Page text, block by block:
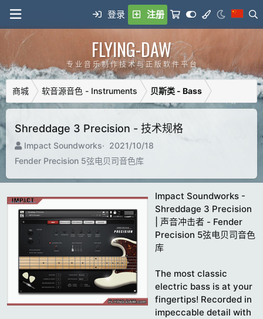
登录 注册
FLYING-DAW
专 业 音 乐 制 作 技 术 与 正 版 软 件 平 台
商城 软音源音色 - Instruments 贝斯类 - Bass
Shreddage 3 Precision - 技术规格
制
造
Impact Soundworks
C
r
a
o
d
a
t
e
2021/10/18
Fender Precision 5弦电贝司音色库
Impact Soundworks -
Shreddage 3 Precision
| 声音冲击者 - Fender
Precision 5弦电贝司音色
库
The most classic
electric bass is at your
fingertips! Recorded in
impeccable detail with